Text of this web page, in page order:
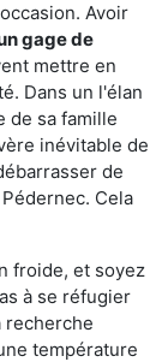
Avoir
gage de
mettre en
Dans un l'élan
de sa famille
inévitable de
de
Cela
froide, et soyez
à se réfugier
recherche
température